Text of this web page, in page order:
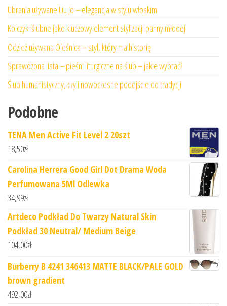
Ubrania używane Liu Jo – elegancja w stylu włoskim
Kolczyki ślubne jako kluczowy element stylizacji panny młodej
Odzież używana Oleśnica – styl, który ma historię
Sprawdzona lista – pieśni liturgiczne na ślub – jakie wybrać?
Ślub humanistyczny, czyli nowoczesne podejście do tradycji
Podobne
TENA Men Active Fit Level 2 20szt
18,50zł
Carolina Herrera Good Girl Dot Drama Woda
Perfumowana 5Ml Odlewka
34,99zł
Artdeco Podkład Do Twarzy Natural Skin
Podkład 30 Neutral/ Medium Beige
104,00zł
Burberry B 4241 346413 MATTE BLACK/PALE GOLD
brown gradient
492,00zł